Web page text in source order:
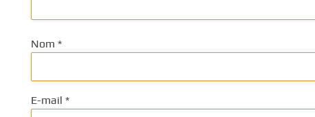
Nom *
E-mail *